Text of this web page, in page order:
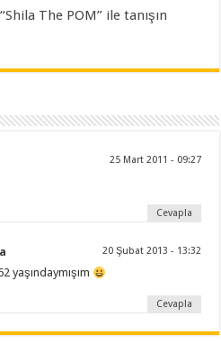
The POM” ile tanışın
25 Mart 2011 - 09:27
Cevapla
20 Şubat 2013 - 13:32
yaşındaymışım
Cevapla